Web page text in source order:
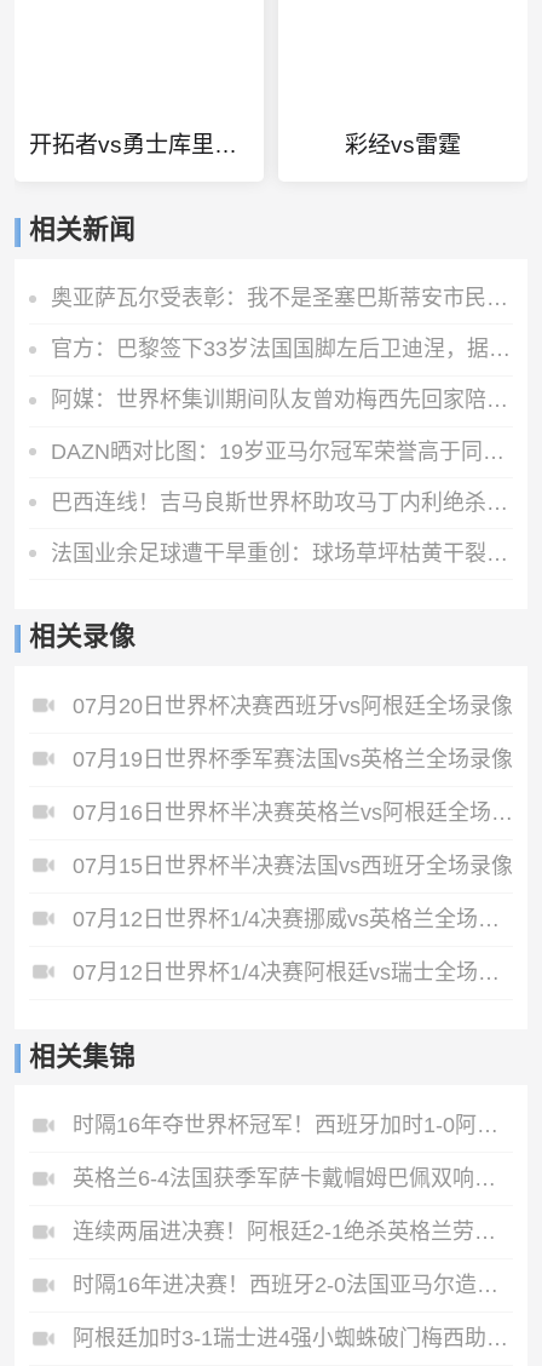
开拓者vs勇士库里集锦 彩经vs雷霆
相关新闻
奥亚萨瓦尔受表彰：我不是圣塞巴斯蒂安市民，但这里就是我的家
官方：巴黎签下33岁法国国脚左后卫迪涅，据悉转会费低于1000万欧
阿媒：世界杯集训期间队友曾劝梅西先回家陪伴父亲，但他选择留下
DAZN晒对比图：19岁亚马尔冠军荣誉高于同年龄梅西、C罗、姆巴佩
巴西连线！吉马良斯世界杯助攻马丁内利绝杀日本，现成俱乐部队友
法国业余足球遭干旱重创：球场草坪枯黄干裂，新赛季举步维艰
相关录像
07月20日世界杯决赛西班牙vs阿根廷全场录像
07月19日世界杯季军赛法国vs英格兰全场录像
07月16日世界杯半决赛英格兰vs阿根廷全场录像
07月15日世界杯半决赛法国vs西班牙全场录像
07月12日世界杯1/4决赛挪威vs英格兰全场录像
07月12日世界杯1/4决赛阿根廷vs瑞士全场录像
相关集锦
时隔16年夺世界杯冠军！西班牙加时1-0阿根廷费兰制胜恩佐染红
英格兰6-4法国获季军萨卡戴帽姆巴佩双响创纪录奥利塞2助+失良机
连续两届进决赛！阿根廷2-1绝杀英格兰劳塔罗恩佐破门梅西两助攻
时隔16年进决赛！西班牙2-0法国亚马尔造点奥亚萨瓦尔、波罗破门
阿根廷加时3-1瑞士进4强小蜘蛛破门梅西助攻麦卡恩博洛假摔染红